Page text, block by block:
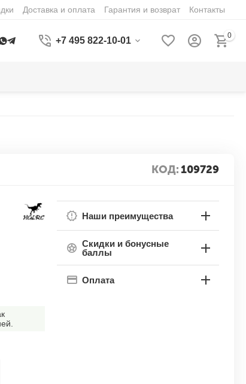
Доставка и оплата Гарантия и возврат Контакты
+7 495 822-10-01 0
КОД:109729
Наши преимущества
Скидки и бонусные
баллы
Оплата